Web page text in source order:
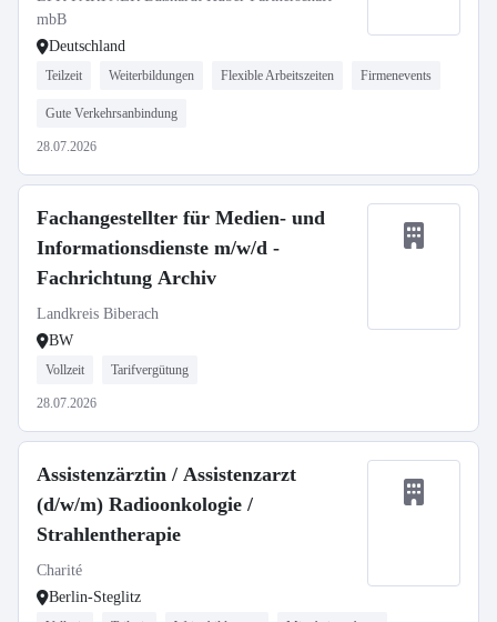
mbB
Deutschland
Teilzeit Weiterbildungen Flexible Arbeitszeiten Firmenevents
Gute Verkehrsanbindung
28.07.2026
Fachangestellter für Medien- und
Informationsdienste m/w/d -
Fachrichtung Archiv
Landkreis Biberach
BW
Vollzeit Tarifvergütung
28.07.2026
Assistenzärztin / Assistenzarzt
(d/w/m) Radioonkologie /
Strahlentherapie
Charité
Berlin-Steglitz